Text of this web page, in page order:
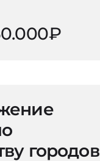
городов